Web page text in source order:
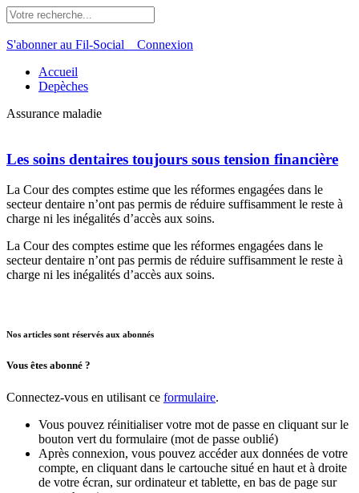
S'abonner au Fil-Social Connexion
Accueil
Depèches
Assurance maladie
Les soins dentaires toujours sous tension financière
La Cour des comptes estime que les réformes engagées dans le
secteur dentaire n’ont pas permis de réduire suffisamment le reste à
charge ni les inégalités d’accès aux soins.
La Cour des comptes estime que les réformes engagées dans le
secteur dentaire n’ont pas permis de réduire suffisamment le reste à
charge ni les inégalités d’accès aux soins.
Nos articles sont réservés aux abonnés
Vous êtes abonné ?
Connectez-vous en utilisant ce formulaire.
Vous pouvez réinitialiser votre mot de passe en cliquant sur le
bouton vert du formulaire (mot de passe oublié)
Après connexion, vous pouvez accéder aux données de votre
compte, en cliquant dans le cartouche situé en haut et à droite
de votre écran, sur ordinateur et tablette, en bas de page sur